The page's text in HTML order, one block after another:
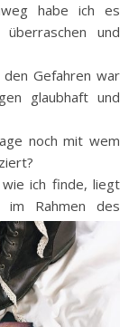
habe ich es
und
den Gefahren war
glaubhaft und
noch mit wem
ich finde, liegt
Rahmen des